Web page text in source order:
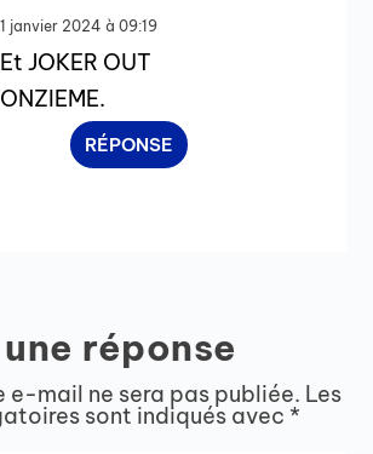
1 janvier 2024 à 09:19
Et JOKER OUT
ONZIEME.
RÉPONSE
réponse
e-mail ne sera pas publiée. Les
sont indiqués avec *